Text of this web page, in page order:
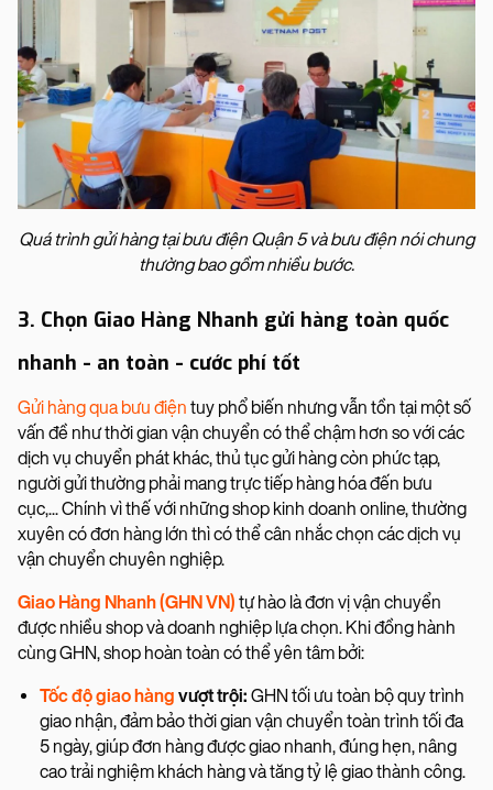
Quá trình gửi hàng tại bưu điện Quận 5 và bưu điện nói chung
thường bao gồm nhiều bước.
3. Chọn Giao Hàng Nhanh gửi hàng toàn quốc
nhanh - an toàn - cước phí tốt
Gửi hàng qua bưu điện tuy phổ biến nhưng vẫn tồn tại một số
vấn đề như thời gian vận chuyển có thể chậm hơn so với các
dịch vụ chuyển phát khác, thủ tục gửi hàng còn phức tạp,
người gửi thường phải mang trực tiếp hàng hóa đến bưu
cục,... Chính vì thế với những shop kinh doanh online, thường
xuyên có đơn hàng lớn thì có thể cân nhắc chọn các dịch vụ
vận chuyển chuyên nghiệp.
Giao Hàng Nhanh (GHN VN) tự hào là đơn vị vận chuyển
được nhiều shop và doanh nghiệp lựa chọn. Khi đồng hành
cùng GHN, shop hoàn toàn có thể yên tâm bởi:
Tốc độ giao hàng vượt trội: GHN tối ưu toàn bộ quy trình
giao nhận, đảm bảo thời gian vận chuyển toàn trình tối đa
5 ngày, giúp đơn hàng được giao nhanh, đúng hẹn, nâng
cao trải nghiệm khách hàng và tăng tỷ lệ giao thành công.